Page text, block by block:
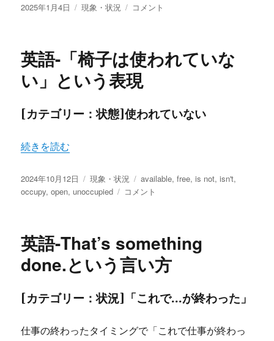
投
2025年1月4日
カ
ー
現象・状況
英
の
使
い
に
コメント
英語-「椅子は使われていな
い」という表現
[カテゴリー：状態]使われていない
“英語-「椅子は使われていない」という表現” の
続きを読む
投
稿
2024年10月12日
カ
テ
現象・状況
タ
グ
available,free,is not,isn't,
occupy,open, unoccupied
英
は
使
わ
て
い」
コメント
英語-That’s something
done.という言い方
[カテゴリー：状況]「これで…が終わった」
仕事の終わったタイミングで「これで仕事が終わっ